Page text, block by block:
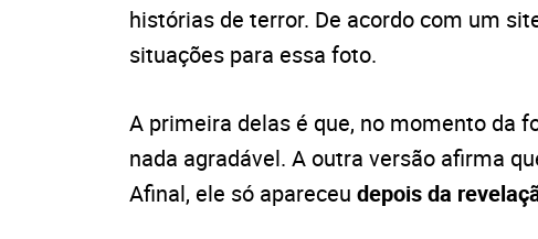
histórias de terror. De acordo com um
situações para essa foto.
A primeira delas é que, no momento da
nada agradável. A outra versão afirma
Afinal, ele só apareceu depois da